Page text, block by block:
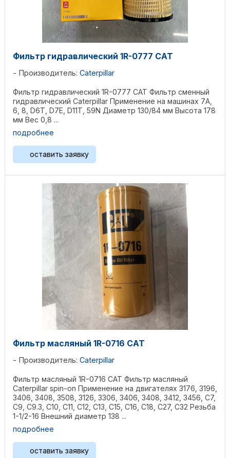
Фильтр гидравлический 1R-0777 CAT
Производитель: Caterpillar
Фильтр гидравлический 1R-0777 CAT Фильтр сменный
гидравлический Caterpillar Применение на машинах 7A,
6, 8, D6T, D7E, D11T, 59N Диаметр 130/84 мм Высота 178
мм Вес 0,8 ...
подробнее
оставить заявку
Фильтр масляный 1R-0716 CAT
Производитель: Caterpillar
Фильтр масляный 1R-0716 CAT Фильтр масляный
Caterpillar spin-on Применение на двигателях 3176, 3196,
3406, 3408, 3508, 3126, 3306, 3406, 3408, 3412, 3456, C7,
C9, C9.3, C10, C11, C12, C13, C15, C16, C18, C27, C32 Резьба
1-1/2-16 Внешний диаметр 138 ...
подробнее
оставить заявку